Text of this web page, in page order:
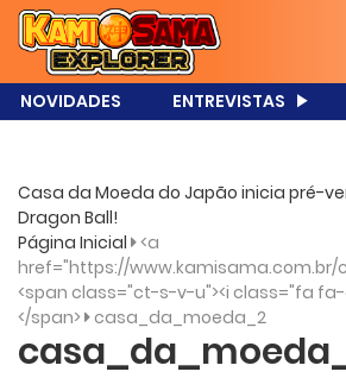
NOVIDADES ENTREVISTAS
Casa da Moeda do Japão inicia pré-
Dragon Ball!
Página Inicial <a
href="https://www.kamisama.com.br/
<span class="ct-s-v-u"><i class="fa
</span> casa_da_moeda_2